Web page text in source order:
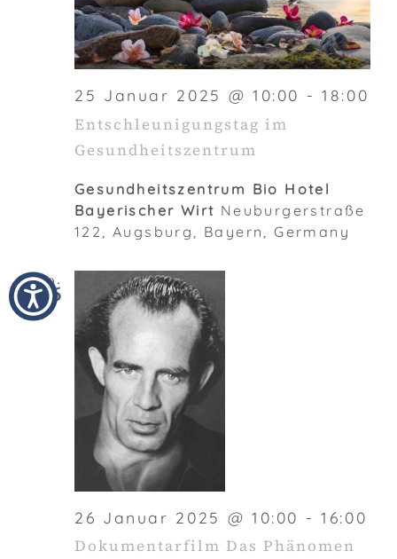
25 Januar 2025 @ 10:00 -18:00
Entschleunigungstag im
Gesundheitszentrum
Gesundheitszentrum Bio Hotel
Bayerischer Wirt Neuburgerstraße
122, Augsburg, Bayern, Germany
So.
26
26 Januar 2025 @ 10:00 -16:00
Dokumentarfilm Das Phänomen